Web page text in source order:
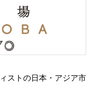
ストの日本・アジア市